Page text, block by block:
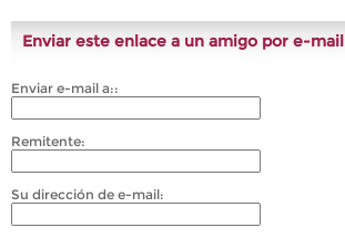
Enviar este enlace a un amigo por e-mail
Enviar e-mail a::
Remitente:
Su dirección de e-mail: